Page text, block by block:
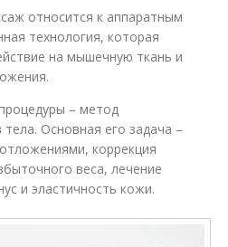
относится к аппаратным
технология, которая
на мышечную ткань и
– метод
Основная его задача –
коррекция
веса, лечение
и эластичность кожи.